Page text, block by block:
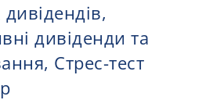
дивіденди та
Стрес-тест